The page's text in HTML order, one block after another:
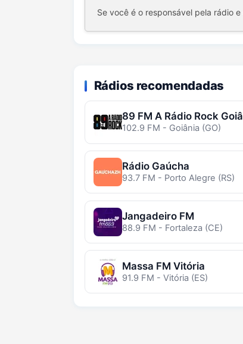
Se você é o responsável pela rádio
Rádios recomendadas
89 FM A Rádio Rock
102.9 FM - Goiânia (GO)
Rádio Gaúcha
93.7 FM - Porto Alegre (RS)
Jangadeiro FM
88.9 FM - Fortaleza (CE)
Massa FM Vitória
91.9 FM - Vitória (ES)